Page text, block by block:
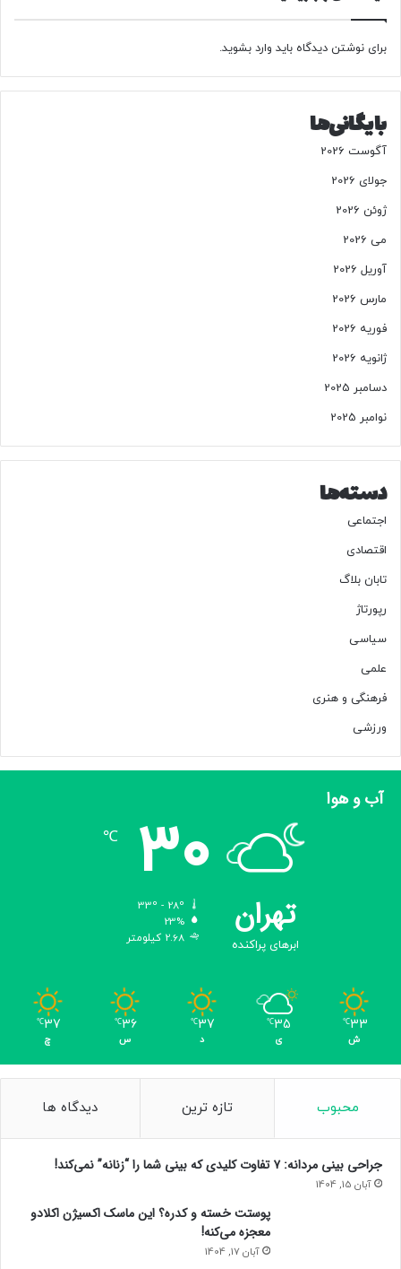
ع
ل
م
ص
ل
ح
ک
ش
ر
س
برای نوشتن دیدگاه باید وارد بشوید.
بایگانی‌ها
آگوست 2026
جولای 2026
ژوئن 2026
می 2026
آوریل 2026
مارس 2026
فوریه 2026
ژانویه 2026
دسامبر 2025
نوامبر 2025
دسته‌ها
اجتماعی
اقتصادی
تابان بلاگ
رپورتاژ
سیاسی
علمی
فرهنگی و هنری
ورزشی
آب و هوا
تهران
ابرهای پراکنده
30
℃
23%
2.68 کیلومتر
33
℃
ش
35
℃
ی
37
℃
د
36
℃
س
37
℃
چ
محبوب تازه ترین دیدگاه ها
جراحی بینی مردانه: ۷ تفاوت کلیدی که بینی شما را “زنانه” نمی‌کند!
آبان 15, 1404
پوستت خسته و کدره؟ این ماسک اکسیژن اکلادو
معجزه می‌کنه!
آبان 17, 1404